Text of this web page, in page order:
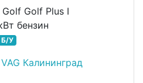
Golf Plus I
бензин
Б/У
Калининград